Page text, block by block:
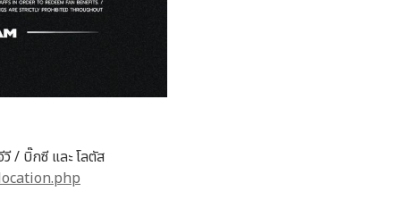
/ บิ๊กซี และ โลตัส